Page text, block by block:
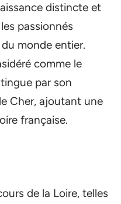
distincte et
passionnés
monde entier.
comme le
par son
Cher, ajoutant une
française.
de la Loire, telles